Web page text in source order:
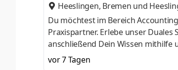
Heeslingen, Bremen und
Du möchtest im Bereich
Praxispartner. Erlebe unser
anschließend Dein Wissen mithilfe
im Laufe der 100-jährigen Historie
Händler für Landmaschinen,
vor 7 Tagen